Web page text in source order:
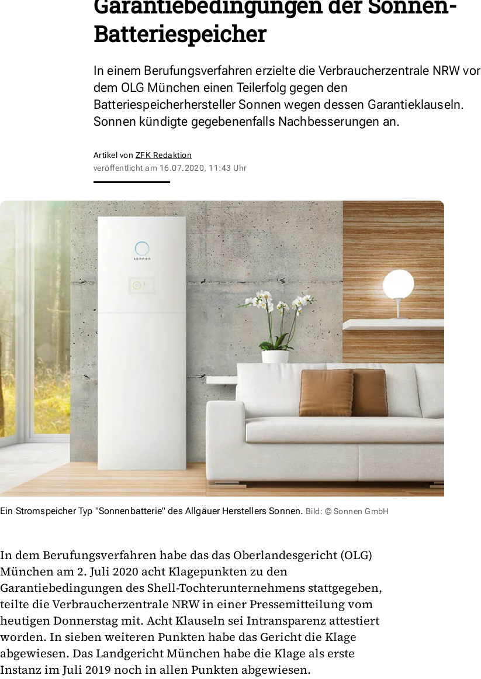
Batteriespeicher
In einem Berufungsverfahren erzielte die Verbraucherzentrale NRW vor
dem OLG München einen Teilerfolg gegen den
Batteriespeicherhersteller Sonnen wegen dessen Garantieklauseln.
Sonnen kündigte gegebenenfalls Nachbesserungen an.
Artikel von ZFK Redaktion
veröffentlicht am 16.07.2020, 11:43 Uhr
Ein Stromspeicher Typ "Sonnenbatterie" des Allgäuer Herstellers Sonnen. Bild: © Sonnen GmbH
In dem Berufungsverfahren habe das das Oberlandesgericht (OLG)
München am 2. Juli 2020 acht Klagepunkten zu den
Garantiebedingungen des Shell-Tochterunternehmens stattgegeben,
teilte die Verbraucherzentrale NRW in einer Pressemitteilung vom
heutigen Donnerstag mit. Acht Klauseln sei Intransparenz attestiert
worden. In sieben weiteren Punkten habe das Gericht die Klage
abgewiesen. Das Landgericht München habe die Klage als erste
Instanz im Juli 2019 noch in allen Punkten abgewiesen.